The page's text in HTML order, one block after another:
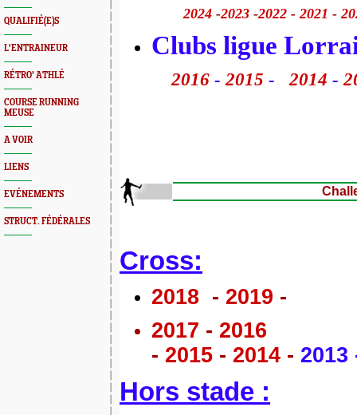
QUALIFIÉ(E)S
L'ENTRAINEUR
RÉTRO' ATHLÉ
COURSE RUNNING
MEUSE
A VOIR
LIENS
EVÉNEMENTS
STRUCT. FÉDÉRALES
2024 -2023 -2022 -2021 -
Clubs ligue
2016 -2015 -2014-
Cross:
2018 - 2019 -
2017 - 2016
- 2015 - 2014 - 2013
Hors stade :